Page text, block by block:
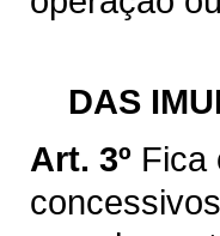
DAS
Art. 3º Fica